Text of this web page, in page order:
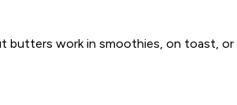
butters work in smoothies, on toast,